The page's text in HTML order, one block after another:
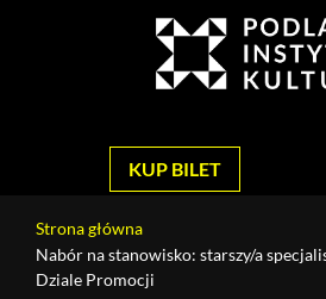
promocji
KUP BILET
Strona główna
Nabór na stanowisko: starszy/a
Dziale Promocji